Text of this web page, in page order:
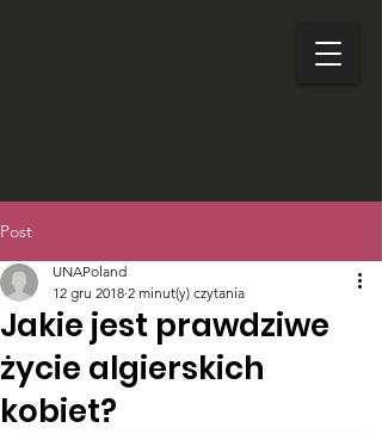
Post
Jakie jest prawdziwe
życie algierskich
kobiet?
UNAPoland
12 gru 2018 2 minut(y) czytania